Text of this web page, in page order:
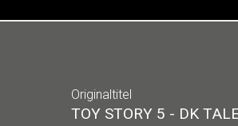
Originaltitel
TOY STORY 5 - DK